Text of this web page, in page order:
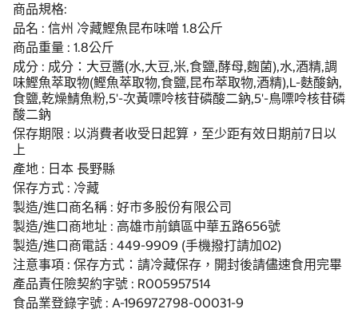
商品規格:
品名 : 信州 冷藏鰹魚昆布味噌 1.8公斤
商品重量 : 1.8公斤
成分 : 成分：大豆醬(水,大豆,米,食鹽,酵母,麴菌),水,酒精,調
味鰹魚萃取物(鰹魚萃取物,食鹽,昆布萃取物,酒精),L-麩酸鈉,
食鹽,乾燥鯖魚粉,5'-次黃嘌呤核苷磷酸二鈉,5'-鳥嘌呤核苷磷
酸二鈉
保存期限 : 以消費者收受日起算，至少距有效日期前7日以
上
產地 : 日本 長野縣
保存方式 : 冷藏
製造/進口商名稱 : 好市多股份有限公司
製造/進口商地址 : 高雄市前鎮區中華五路656號
製造/進口商電話 : 449-9909 (手機撥打請加02)
注意事項 : 保存方式：請冷藏保存，開封後請儘速食用完畢
產品責任險契約字號 : R005957514
食品業登錄字號 : A-196972798-00031-9